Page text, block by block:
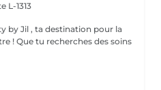
L-1313
by Jil , ta destination pour la
soins